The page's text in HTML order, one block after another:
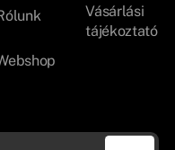
Vásárlási
tájékoztató